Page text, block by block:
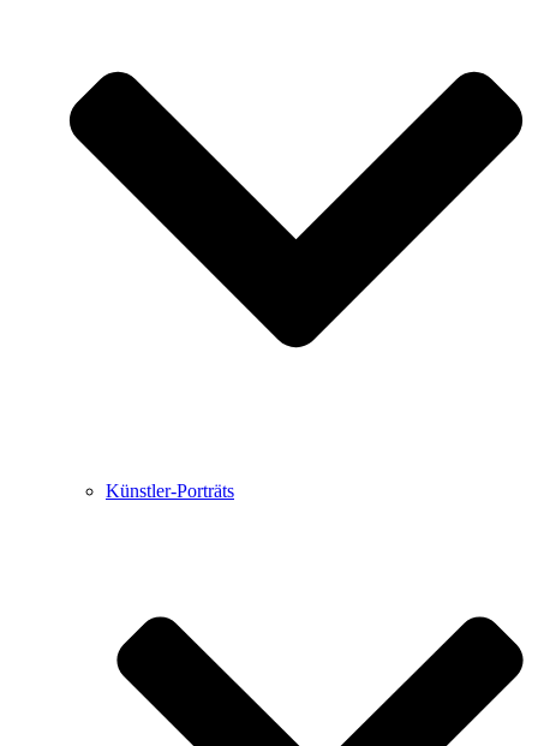
Künstler-Porträts